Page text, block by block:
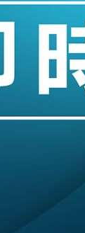
兼縮減人手
租用
產品或加徵25%
卡級別鎖定高
銷售升勢最強
率目標維持